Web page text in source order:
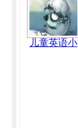
儿童英语小